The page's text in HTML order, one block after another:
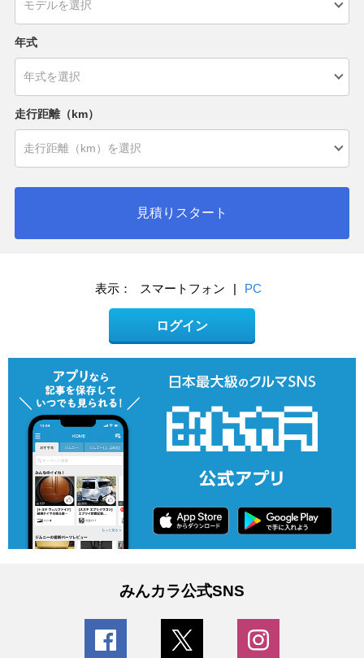
年式
走行距離（km）
見積りスタート
表示： スマートフォン PC
ログイン
みんカラ公式SNS